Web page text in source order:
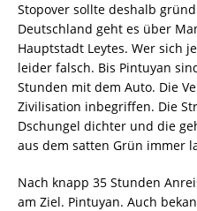
Stopover sollte deshalb
Deutschland geht es über
Hauptstadt Leytes. Wer sich
leider falsch. Bis Pintuyan
Stunden mit dem Auto. Die
Zivilisation inbegriffen. Die
Dschungel dichter und die
aus dem satten Grün immer
Nach knapp 35 Stunden
am Ziel. Pintuyan. Auch